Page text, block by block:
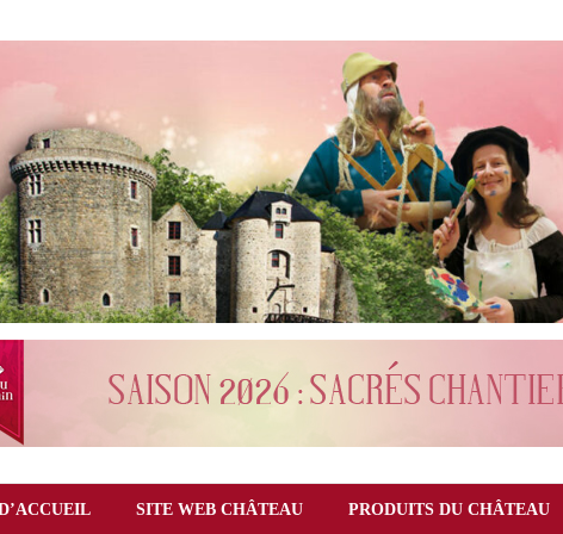
SITE WEB CHÂTEAU PRODUITS DU CHÂTEAU